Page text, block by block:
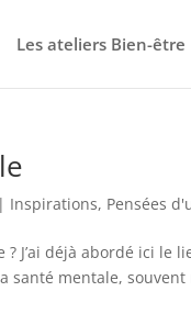
Les ateliers Bien-être
| Inspirations, Pensées
J’ai déjà abordé ici le
santé mentale,